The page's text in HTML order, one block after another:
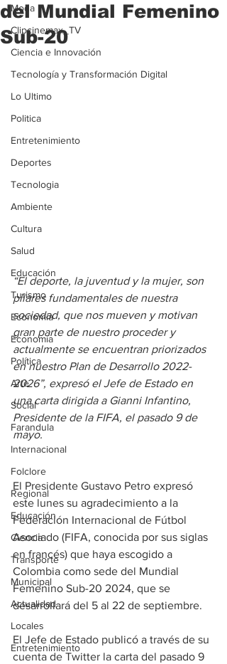
Moda
Clipcinemax_TV
Ciencia e Innovación
Tecnología y Transformación Digital
Lo Ultimo
Politica
Entretenimiento
Deportes
Tecnologia
Ambiente
Cultura
Salud
Educación
Turismo
Economía
Economía
Política
Arte
Social
Farandula
Internacional
Folclore
Regional
Educación
Ciencia
Transporte
Municipal
Actualidad
Locales
Entretenimiento
del Mundial Femenino
Sub-20
“El deporte, la juventud y la mujer, son
pilares fundamentales de nuestra
sociedad, que nos mueven y motivan
gran parte de nuestro proceder y
actualmente se encuentran priorizados
en nuestro Plan de Desarrollo 2022-
2026”, expresó el Jefe de Estado en
una carta dirigida a Gianni Infantino,
Presidente de la FIFA, el pasado 9 de
mayo.
El Presidente Gustavo Petro expresó
este lunes su agradecimiento a la
Federación Internacional de Fútbol
Asociado (FIFA, conocida por sus siglas
en francés) que haya escogido a
Colombia como sede del Mundial
Femenino Sub-20 2024, que se
desarrollará del 5 al 22 de septiembre.
El Jefe de Estado publicó a través de su
cuenta de Twitter la carta del pasado 9